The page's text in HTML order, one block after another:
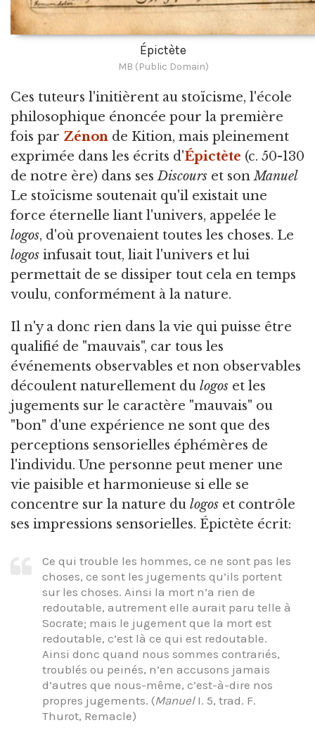
Épictète
MB (Public Domain)
Ces tuteurs l'initièrent au stoïcisme, l'école
philosophique énoncée pour la première
fois par Zénon de Kition, mais pleinement
exprimée dans les écrits d'Épictète (c. 50-130
de notre ère) dans sesDiscours et sonManuel
Le stoïcisme soutenait qu'il existait une
force éternelle liant l'univers, appelée le
logos, d'où provenaient toutes les choses. Le
logos infusait tout, liait l'univers et lui
permettait de se dissiper tout cela en temps
voulu, conformément à la nature.
Il n'y a donc rien dans la vie qui puisse être
qualifié de "mauvais", car tous les
événements observables et non observables
découlent naturellement du logos et les
jugements sur le caractère "mauvais" ou
"bon" d'une expérience ne sont que des
perceptions sensorielles éphémères de
l'individu. Une personne peut mener une
vie paisible et harmonieuse si elle se
concentre sur la nature du logos et contrôle
ses impressions sensorielles. Épictète écrit:
Ce qui trouble les hommes, ce ne sont pas les
choses, ce sont les jugements qu’ils portent
sur les choses. Ainsi la mort n’a rien de
redoutable, autrement elle aurait paru telle à
Socrate; mais le jugement que la mort est
redoutable, c’est là ce qui est redoutable.
Ainsi donc quand nous sommes contrariés,
troublés ou peinés, n’en accusons jamais
d’autres que nous-même, c’est-à-dire nos
propres jugements. (ManuelI. 5, trad. F.
Thurot, Remacle)